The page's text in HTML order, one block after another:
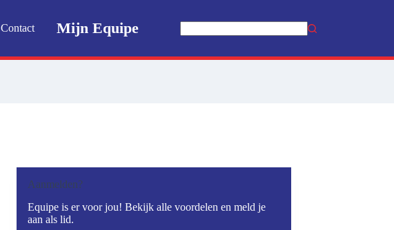
Contact Mijn Equipe
Aanmelden?
Equipe is er voor jou! Bekijk alle voordelen en meld je
aan als lid.